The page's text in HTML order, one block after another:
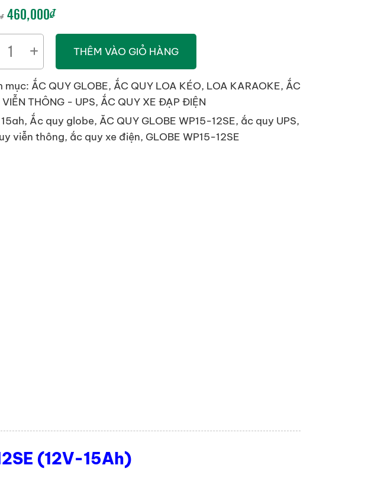
₫ GIÁ
GỐC
LÀ:
500,000₫.
460,000₫GIÁ
HIỆN
LÀ:
460,000₫.
THÊM VÀO GIỎ HÀNG
mục: ẮC QUY GLOBE, ẮC QUY LOA KÉO, LOA KARAOKE, ẮC
VIỄN THÔNG - UPS, ẮC QUY XE ĐẠP ĐIỆN
15ah, Ắc quy globe, ĂC QUY GLOBE WP15-12SE, ắc quy UPS,
viễn thông, ắc quy xe điện, GLOBE WP15-12SE
(12V-15Ah)